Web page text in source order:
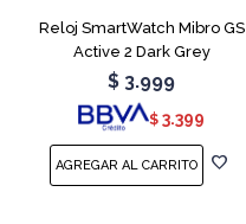
Reloj SmartWatch Mibro GS
Active 2 Dark Grey
$ 3.999
$ 3.399